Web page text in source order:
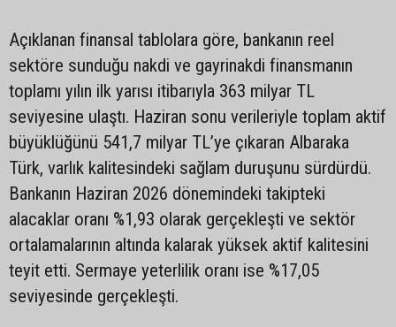
Açıklanan finansal tablolara göre, bankanın reel
sektöre sunduğu nakdi ve gayrinakdi finansmanın
toplamı yılın ilk yarısı itibarıyla 363 milyar TL
seviyesine ulaştı. Haziran sonu verileriyle toplam aktif
büyüklüğünü 541,7 milyar TL’ye çıkaran Albaraka
Türk, varlık kalitesindeki sağlam duruşunu sürdürdü.
Bankanın Haziran 2026 dönemindeki takipteki
alacaklar oranı %1,93 olarak gerçekleşti ve sektör
ortalamalarının altında kalarak yüksek aktif kalitesini
teyit etti. Sermaye yeterlilik oranı ise %17,05
seviyesinde gerçekleşti.